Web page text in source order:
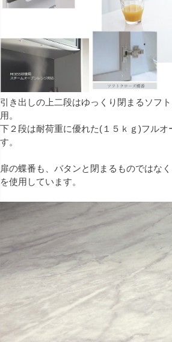
引き出しの上二段はゆっくり閉まるソフ
用。
下２段は耐荷重に優れた(１５ｋｇ)フルオ
す。
扉の蝶番も、バタンと閉まるものではな
を使用しています。